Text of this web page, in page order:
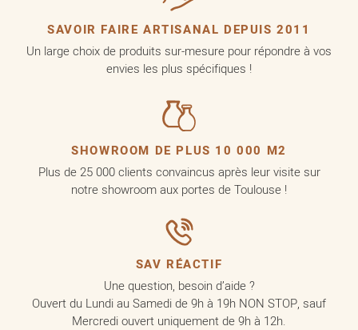
SAVOIR FAIRE ARTISANAL DEPUIS 2011
Un large choix de produits sur-mesure pour répondre à vos
envies les plus spécifiques !
SHOWROOM DE PLUS 10 000 M2
Plus de 25 000 clients convaincus après leur visite sur
notre showroom aux portes de Toulouse !
SAV RÉACTIF
Une question, besoin d’aide ?
Ouvert du Lundi au Samedi de 9h à 19h NON STOP, sauf
Mercredi ouvert uniquement de 9h à 12h.